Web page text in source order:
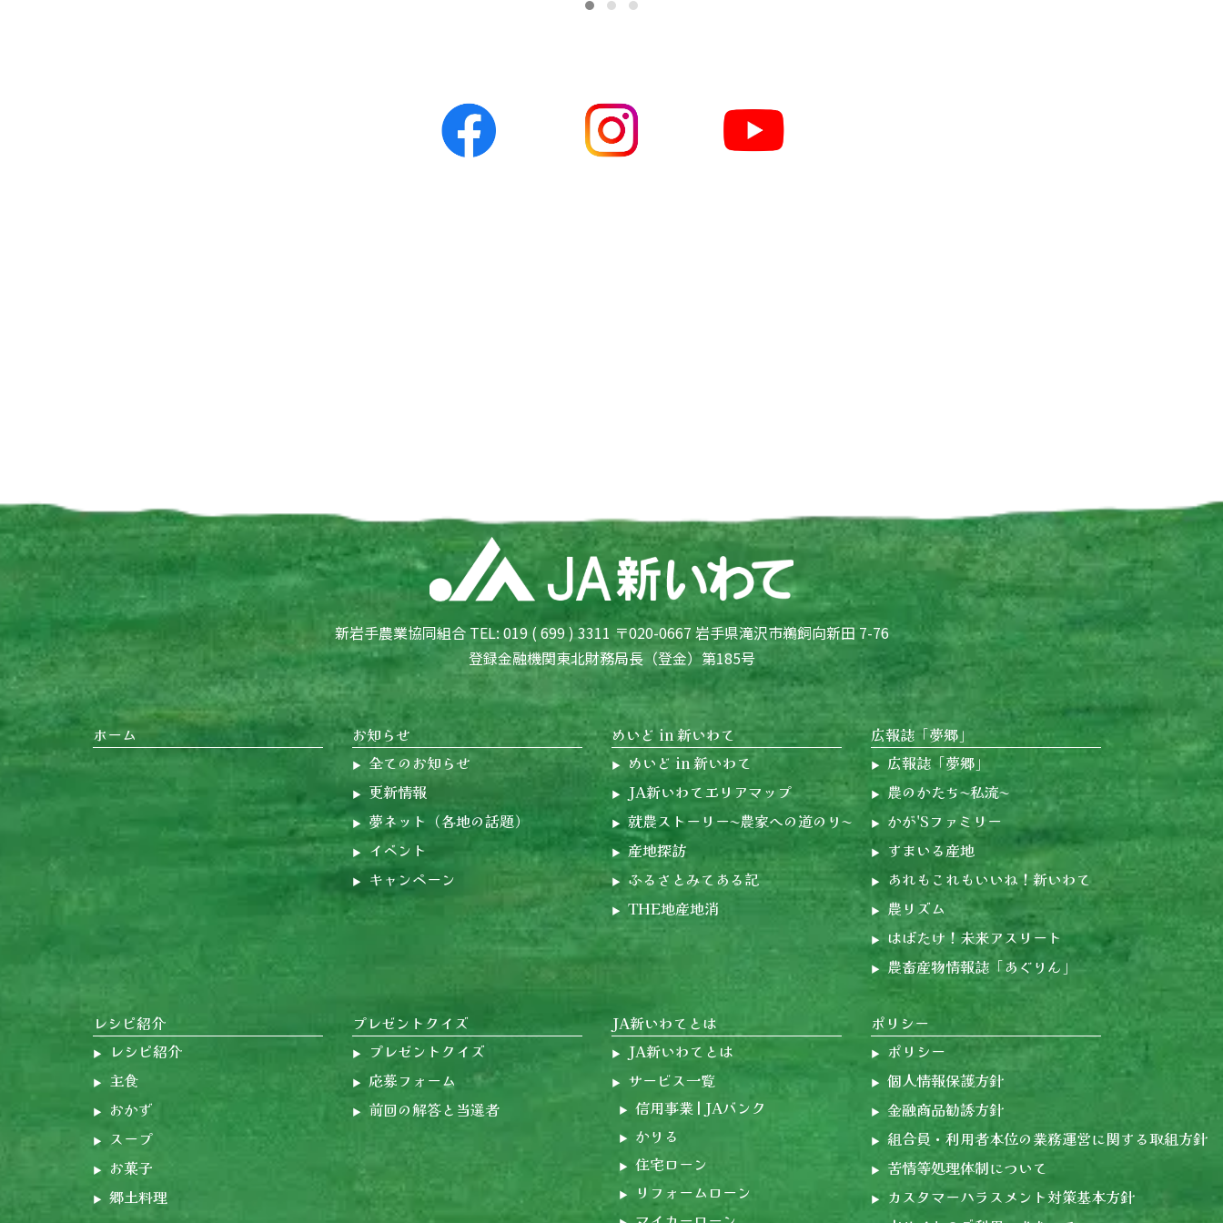
新岩手農業協同組合 TEL: 019 ( 699 ) 3311 〒020-0667 岩手県滝沢市鵜飼向新田 7-76
登録金融機関東北財務局長（登金）第185号
ホーム
お知らせ
全てのお知らせ
更新情報
夢ネット（各地の話題）
イベント
キャンペーン
めいど in 新いわて
めいど in 新いわて
JA新いわてエリアマップ
就農ストーリー〜農家への道のり〜
産地探訪
ふるさとみてある記
THE地産地消
広報誌「夢郷」
広報誌「夢郷」
農のかたち〜私流〜
かが'Sファミリー
すまいる産地
あれもこれもいいね！新いわて
農リズム
はばたけ！未来アスリート
農畜産物情報誌「あぐりん」
レシピ紹介
レシピ紹介
主食
おかず
スープ
お菓子
郷土料理
プレゼントクイズ
プレゼントクイズ
応募フォーム
前回の解答と当選者
JA新いわてとは
JA新いわてとは
サービス一覧
信用事業 | JAバンク
かりる
住宅ローン
リフォームローン
ポリシー
ポリシー
個人情報保護方針
金融商品勧誘方針
組合員・利用者本位の業務運営に関する取組方針
苦情等処理体制について
カスタマーハラスメント対策基本方針